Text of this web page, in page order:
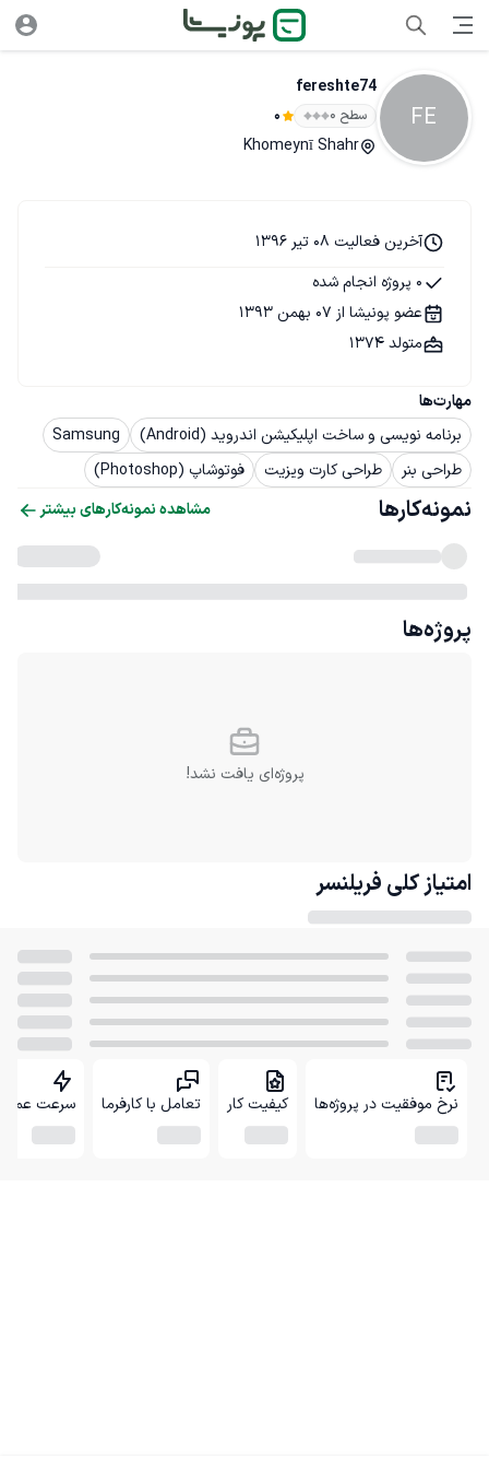
FE
fereshte74
سطح ۰ 0
Khomeynī Shahr
مهارت‌ها
برنامه نویسی و ساخت اپلیکیشن اندروید (Android)
Samsung
طراحی بنر
طراحی کارت ویزیت فوتوشاپ (Photoshop)
آخرین فعالیت 08 تیر 1396
0 پروژه انجام شده
عضو پونیشا از 07 بهمن 1393
متولد 1374
نمونه‌کارها مشاهده نمونه‌کارهای بیشتر
پروژه‌ها
پروژه‌ای یافت نشد!
امتیاز کلی فریلنسر
نرخ موفقیت در پروژه‌ها کیفیت کار تعامل با کارفرما سرعت عمل